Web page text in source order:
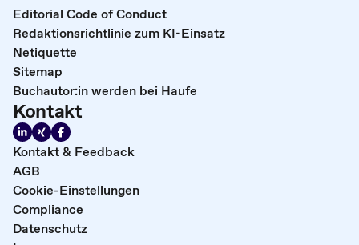
Editorial Code of Conduct
Redaktionsrichtlinie zum KI-Einsatz
Netiquette
Sitemap
Buchautor:in werden bei Haufe
Kontakt
Kontakt & Feedback
AGB
Cookie-Einstellungen
Compliance
Datenschutz